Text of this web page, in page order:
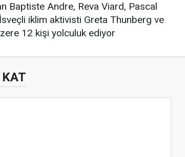
Baptiste Andre, Reva Viard, Pascal
iklim aktivisti Greta Thunberg ve
12 kişi yolculuk ediyor